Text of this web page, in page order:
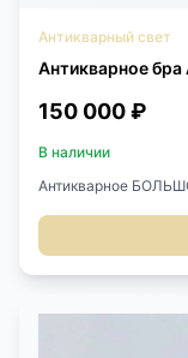
Антикварный свет
Антикварное
150 000 ₽
В наличии
Антикварное
38х20х58h см.